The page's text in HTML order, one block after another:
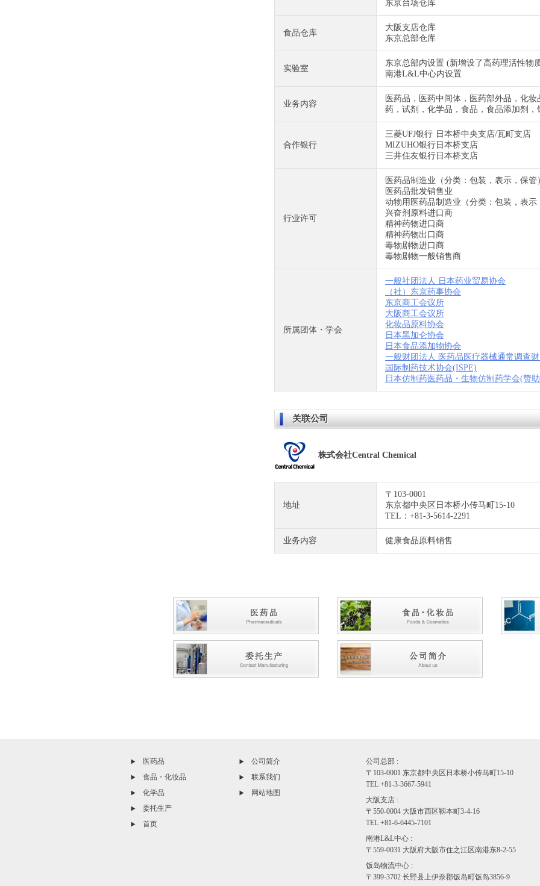
东京台场仓库
食品仓库
大阪支店仓库
东京总部仓库
实验室
东京总部内设置 (新增设了高药理活性物
南港L&L中心内设置
业务内容
医药品， 医药中 间体， 医药部外品，化
药，试剂，化学品，食品，食品添加剂
合作银行
三菱UFJ银行 日本桥中央支店/瓦町支店
MIZUHO银行 日本桥支店
三井住友银行 日本桥支店
行业许可
医药品制造业（分类：包装，表示，保管
医药品批发销售业
动物用医药品制造业（分类：包装，表示
兴奋剂原料进口商
精神药物进口商
精神药物出口商
毒物剧物进口商
毒物剧物一般销售商
所属团体・学会
一般社团法人 日本药业贸易协会
（社）东京药事协会
东京商工会议所
大阪商工会议所
化妆品原料协会
日本黑加仑协会
日本食品添加物协会
一般财团法人 医药品医疗器械通常调查
国际制药技术协会(ISPE)
日本仿制药医药品・生物仿制药学会(赞
关联公司
株式会社Central Chemical
地址
〒103-0001
东京都中央区日本桥小传马町15-10
TEL：+81-3-5614-2291
业务内容 健康食品原料销售
医药品
食品・化妆品
化学品
委托生产
首页
公司简介
联系我们
网站地图
公司总部 :
〒103-0001 东京都中央区日本桥小传马町15-10
TEL +81-3-3667-5941
大阪支店 :
〒550-0004 大阪市西区靱本町3-4-16
TEL +81-6-6445-7101
南港L&L中心 :
〒559-0031 大阪府大阪市住之江区南港东8-2-55
饭岛物流中心 :
〒399-3702 长野县上伊奈郡饭岛町饭岛3856-9